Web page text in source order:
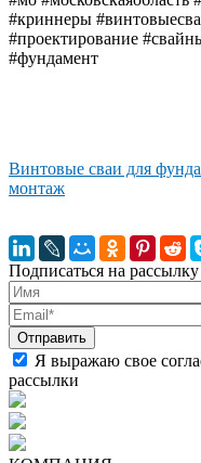
#криннеры
#проектирование
#фундамент
Винтовые сваи для
монтаж
Подписаться на
Я выражаю свое
рассылки